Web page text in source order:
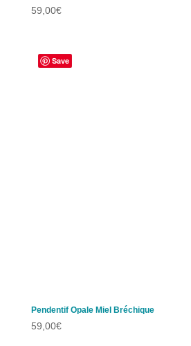
59,00€
Save
Pendentif Opale Miel Bréchique
59,00€